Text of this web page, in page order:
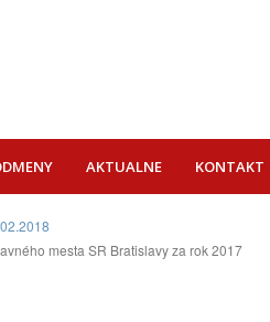
AKTUALNE KONTAKT
mesta SR Bratislavy za rok 2017